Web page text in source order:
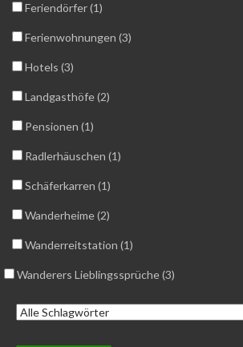
Feriendörfer (1)
Ferienwohnungen (3)
Hotels (3)
Landgasthöfe (2)
Pensionen (1)
Radlerhäuschen (1)
Schäferkarren (1)
Wanderheime (2)
Wanderreitstation (1)
Wanderers Lieblingssprüche (3)